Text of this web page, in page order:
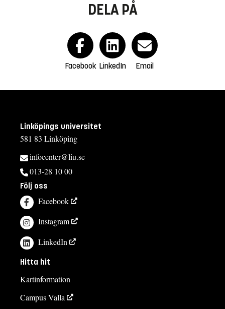
DELA PÅ
Facebook LinkedIn Email
Linköpings universitet
581 83 Linköping
infocenter@liu.se
013-28 10 00
Följ oss
Facebook
Instagram
LinkedIn
Hitta hit
Kartinformation
Campus Valla